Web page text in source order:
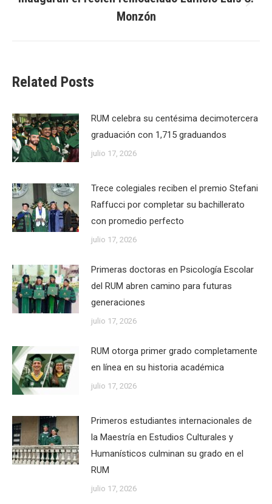
Next
post:
Monzón
Related Posts
RUM celebra su centésima decimotercera
graduación con 1,715 graduandos
julio 17, 2026
Trece colegiales reciben el premio Stefani
Raffucci por completar su bachillerato
con promedio perfecto
julio 17, 2026
Primeras doctoras en Psicología Escolar
del RUM abren camino para futuras
generaciones
julio 17, 2026
RUM otorga primer grado completamente
en línea en su historia académica
julio 17, 2026
Primeros estudiantes internacionales de
la Maestría en Estudios Culturales y
Humanísticos culminan su grado en el
RUM
julio 17, 2026